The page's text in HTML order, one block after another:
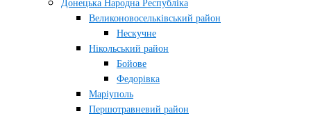
Донецька Народна Республіка
Великоновосельківський район
Нескучне
Нікольський район
Бойове
Федорівка
Маріуполь
Першотравневий район